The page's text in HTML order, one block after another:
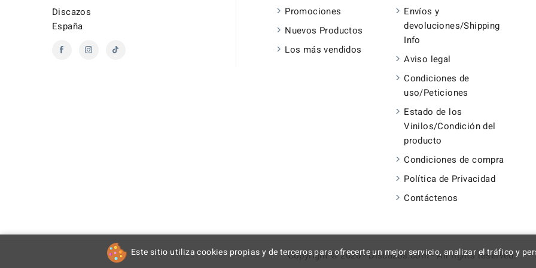
Discazos
España
Promociones
Nuevos Productos
Los más vendidos
Envíos y
devoluciones/Shipping
Info
Aviso legal
Condiciones de
uso/Peticiones
Estado de los
Vinilos/Condición del
producto
Condiciones de compra
Política de Privacidad
Contáctenos
Este sitio utiliza cookies propias y de terceros para ofrecerte un mejor servicio, analizar el tráfico y
Copyright © 2026 - Discazos.com - All rights reserved.